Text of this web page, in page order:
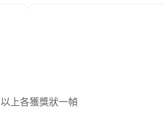
上各獲獎狀一幀